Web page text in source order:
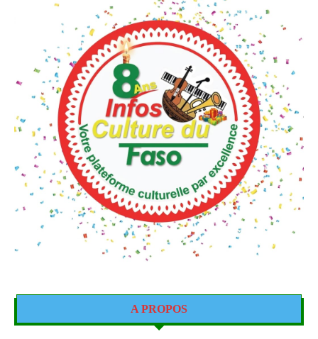
A PROPOS